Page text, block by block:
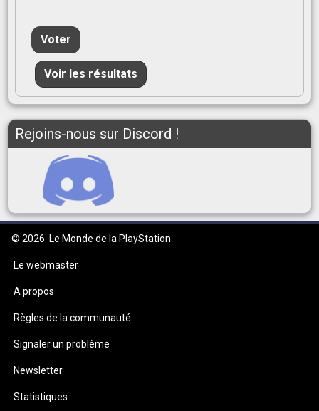
Voter
Voir les résultats
Rejoins-nous sur Discord !
© 2026 Le Monde de la PlayStation
Le webmaster
A propos
Règles de la communauté
Signaler un problème
Newsletter
Statistiques